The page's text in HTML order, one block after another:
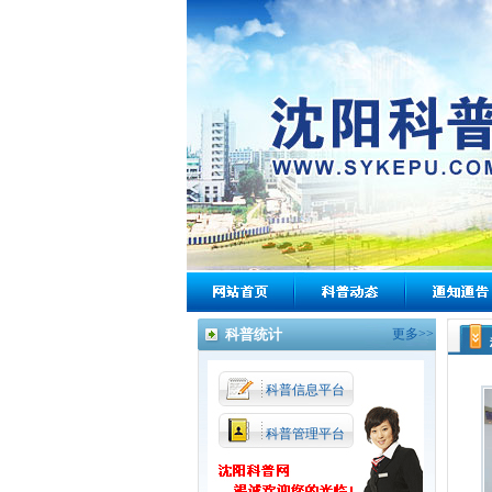
科普统计 更多>>
科普信息平台
科普管理平台